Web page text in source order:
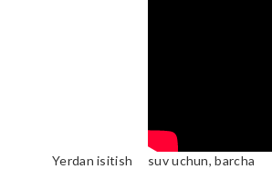
Yerdan isitish
suv uchun, barcha